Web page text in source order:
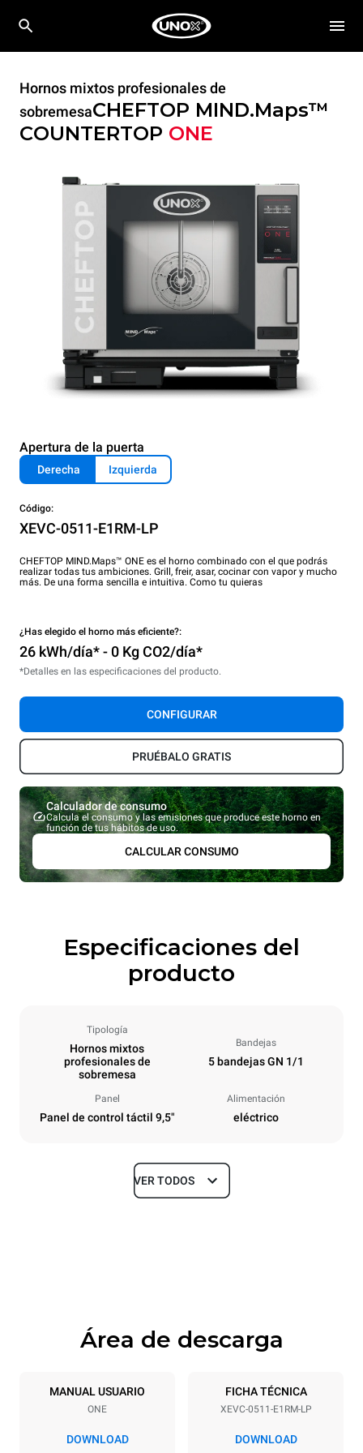
Hornos mixtos profesionales de
sobremesaCHEFTOP MIND.Maps™
COUNTERTOP ONE
Apertura de la puerta
Derecha Izquierda
Código:
XEVC-0511-E1RM-LP
CHEFTOP MIND.Maps™ ONE es el horno combinado con el que podrás
realizar todas tus ambiciones. Grill, freir, asar, cocinar con vapor y mucho
más. De una forma sencilla e intuitiva. Como tu quieras
¿Has elegido el horno más eficiente?:
26 kWh/día* - 0 Kg CO2/día*
*Detalles en las especificaciones del producto.
CONFIGURAR
PRUÉBALO GRATIS
Calculador de consumo
Calcula el consumo y las emisiones que produce este horno en
función de tus hábitos de uso.
CALCULAR CONSUMO
Especificaciones del
producto
Tipología
Hornos mixtos
profesionales de
sobremesa
Bandejas
5 bandejas GN 1/1
Panel
Panel de control táctil 9,5"
Alimentación
eléctrico
Tamaños
Especificaciones de la bandeja
5 GN 1/1
Distancia entre bandejas
VER TODOS
Área de descarga
MANUAL USUARIO
ONE
DOWNLOAD
FICHA TÉCNICA
XEVC-0511-E1RM-LP
DOWNLOAD